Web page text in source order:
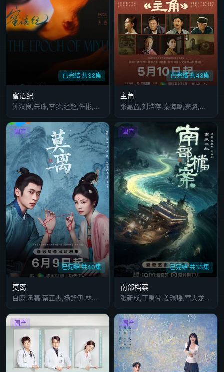
已完结 共38集
蜜语纪
钟汉良,朱珠,李梦,经超,任彬,徐海乔,郭晓婷,高卿尘,海陆,那家威,程一丹
已完结 共48集
主角
张嘉益,刘浩存,秦海璐,窦骁,翟子路,王晓晨,扈耀之,王海燕,李泽锋,孙浩,姬他,张国强,王丽坤,石文中,韩沛颖,苗阜
国产
已完结 共40集
莫离
白鹿,丞磊,蔡正杰,杨舒伊,林沐然,董洁,宣言,张月,刘擎,邱心志
国产
已完结 共33集
南部档案
张新成,丁禹兮,姜珮瑶,富大龙,刘令姿,张宸逍,李欢,姜卓君,徐正溪,韩栋,季肖冰,徐振轩,程相,应灏铭,曲高位,寇振海,佟晨洁,屠显智
国产 国产